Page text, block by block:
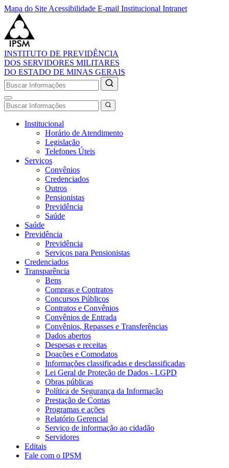
Mapa do Site Acessibilidade E-mail Institucional Intranet
INSTITUTO DE PREVIDÊNCIA
DOS SERVIDORES MILITARES
DO ESTADO DE MINAS GERAIS
Institucional
Horário de Atendimento
Legislação
Telefones Úteis
Serviços
Convênios
Credenciados
Outros
Pensionistas
Previdência
Saúde
Saúde
Previdência
Previdência
Serviços para Pensionistas
Credenciados
Transparência
Bens
Compras e Contratos
Concursos Públicos
Contratos e Convênios
Convênios de Entrada
Convênios, Repasses e Transferências
Dados abertos
Despesas e receitas
Doações e Comodatos
Informações classificadas e desclassificadas
Lei Geral de Proteção de Dados - LGPD
Obras públicas
Política de Segurança da Informação
Prestação de Contas
Programas e ações
Relatório Gerencial
Serviço de informação ao cidadão
Servidores
Editais
Fale com o IPSM